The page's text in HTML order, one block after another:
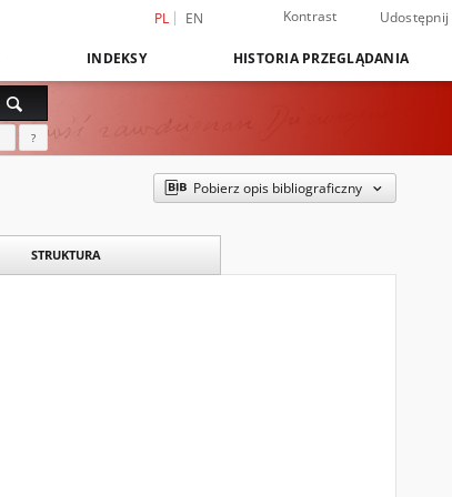
PL EN Kontrast Udostępnij
INDEKSY HISTORIA PRZEGLĄDANIA
?
Pobierz opis bibliograficzny
STRUKTURA